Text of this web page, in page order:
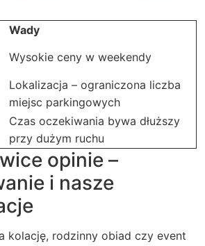
Wady
Wysokie ceny w weekendy
Lokalizacja – ograniczona liczba
miejsc parkingowych
Czas oczekiwania bywa dłuższy
przy dużym ruchu
opinie –
i nasze
kolację, rodzinny obiad czy event